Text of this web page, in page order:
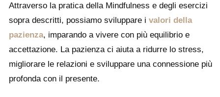
Attraverso la pratica della Mindfulness e degli esercizi
sopra descritti, possiamo sviluppare i valori della
pazienza, imparando a vivere con più equilibrio e
accettazione. La pazienza ci aiuta a ridurre lo stress,
migliorare le relazioni e sviluppare una connessione più
profonda con il presente.